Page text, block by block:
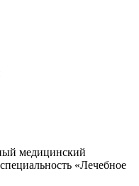
медицинский
«Лечебное